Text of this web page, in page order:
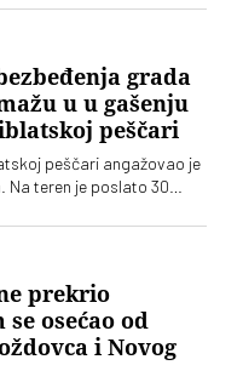
grada
u u gašenju
peščari
peščari angažovao je
Na teren je poslato 30
a najugroženije je
prekrio
se osećao od
i Novog